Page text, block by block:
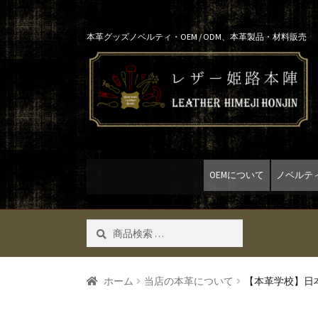
Skip
to
navigation
Skip
to
content
本革グッズノベルティ・OEM / ODM、本革製品・材料販売
OEMについて ノベルテ
対
象:
検索
ホーム 当店の本革について 【本革学校】